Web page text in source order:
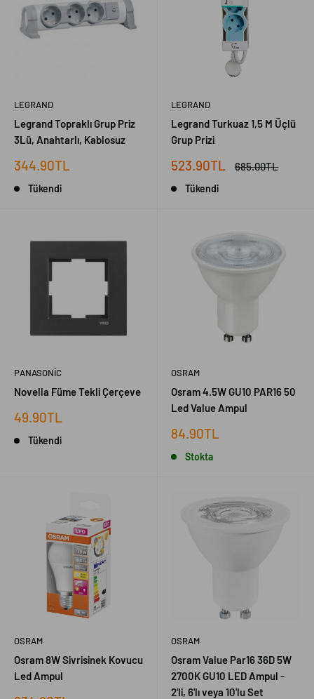
LEGRAND
Legrand Topraklı Grup Priz
3Lü, Anahtarlı, Kablosuz
İndirimli
344.90TL
Tükendi
LEGRAND
Legrand Turkuaz 1,5 M Üçlü
Grup Prizi
İndirimli
523.90TL
Normal
685.00TL
Tükendi
PANASONIC
Novella Füme Tekli Çerçeve
İndirimli
49.90TL
Tükendi
OSRAM
Osram 4.5W GU10 PAR16 50
Led Value Ampul
İndirimli
84.90TL
Stokta
OSRAM
Osram 8W Sivrisinek Kovucu
Led Ampul
OSRAM
Osram Value Par16 36D 5W
2700K GU10 LED Ampul -
2'li, 6'lı veya 10'lu Set